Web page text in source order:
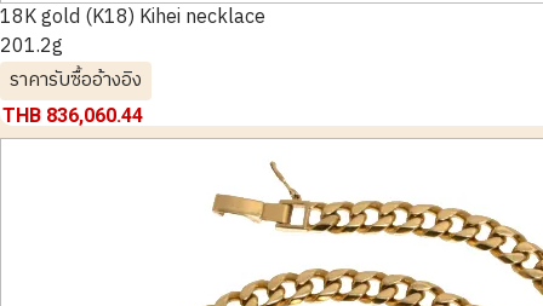
18K gold (K18) Kihei necklace
201.2g
ราคารับซื้ออ้างอิง
THB 836,060.44